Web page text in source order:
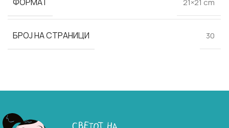
21×21 cm
БРОЈ НА СТРАНИЦИ 30